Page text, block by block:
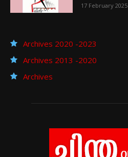
17 February 2025
Archives 2020 -2023
Archives 2013 -2020
Archives